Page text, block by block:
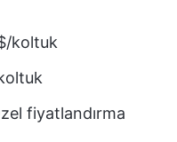
koltuk
fiyatlandırma